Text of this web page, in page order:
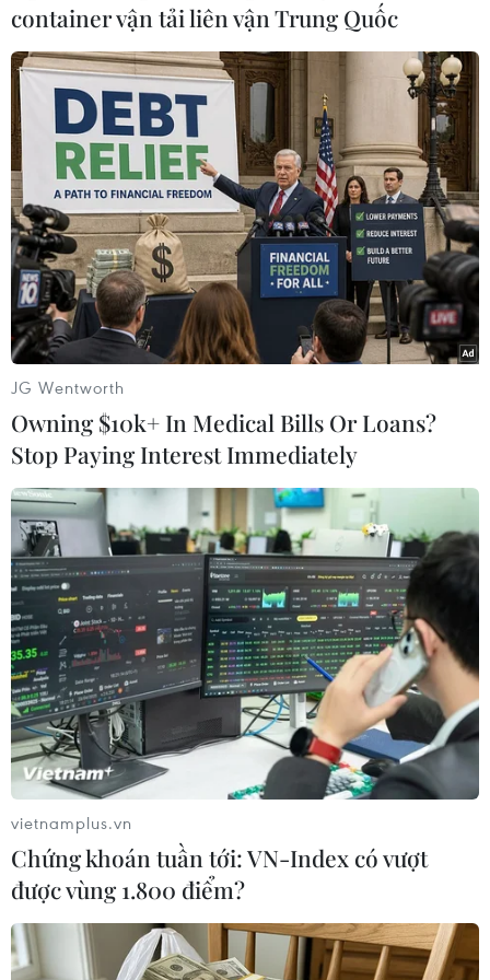
#tòa nhà hàm cá mập
#Thủ đô Hà Nội
#khu vực Hồ Hoàn Kiếm
#du khách check-in
#phá dỡ công trình
#mở rộng Hồ Gươm
#người dân Hà Nội
#trái tim của Thủ đô TP. Hà Nội
Australia điều tra vụ hai
máy bay suýt va chạm tại
sân bay Sydney
09/08/2026 07:04
Chiến dịch siết nhập cư
của Mỹ tăng tốc, ICE bắt
giữ 51.000 người
09/08/2026 06:56
Cháy rừng nghiêm trọng
Màn pháo hoa mừng Quốc
container vận tải liên vận Trung Quốc
JG Wentworth
Owning $10k+ In Medical Bills Or Loans?
Stop Paying Interest Immediately
vietnamplus.vn
Chứng khoán tuần tới: VN-Index có vượt
được vùng 1.800 điểm?